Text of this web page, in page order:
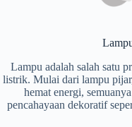
Lampu adalah salah satu
listrik. Mulai dari lampu
hemat energi,
pencahayaan dekoratif